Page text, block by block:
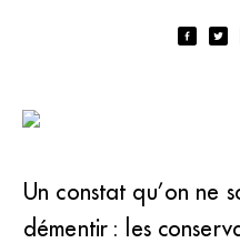
Un constat qu’on ne
démentir : les